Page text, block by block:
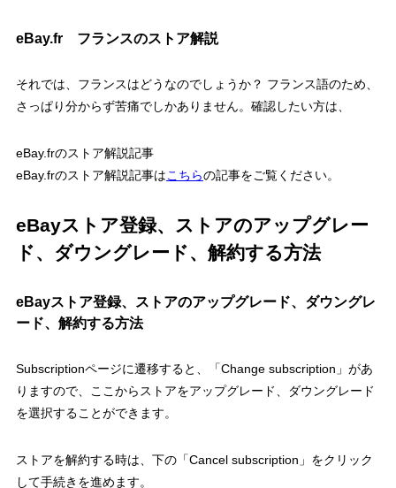
eBay.fr フランスのストア解説
それでは、フランスはどうなのでしょうか？ フランス語のため、
さっぱり分からず苦痛でしかありません。確認したい方は、
eBay.frのストア解説記事
eBay.frのストア解説記事はこちらの記事をご覧ください。
eBayストア登録、ストアのアップグレー
ド、ダウングレード、解約する方法
eBayストア登録、ストアのアップグレード、ダウングレ
ード、解約する方法
Subscriptionページに遷移すると、「Change subscription」があ
りますので、ここからストアをアップグレード、ダウングレード
を選択することができます。
ストアを解約する時は、下の「Cancel subscription」をクリック
して手続きを進めます。